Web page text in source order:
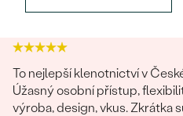
Postranní drahokamy
DRUH:
KARÁTOVÁ VÁHA
ROZMĚRY:
To nejlepší klenotnictví v
Úžasný osobní přístup,
výroba, design, vkus. Zkrátka